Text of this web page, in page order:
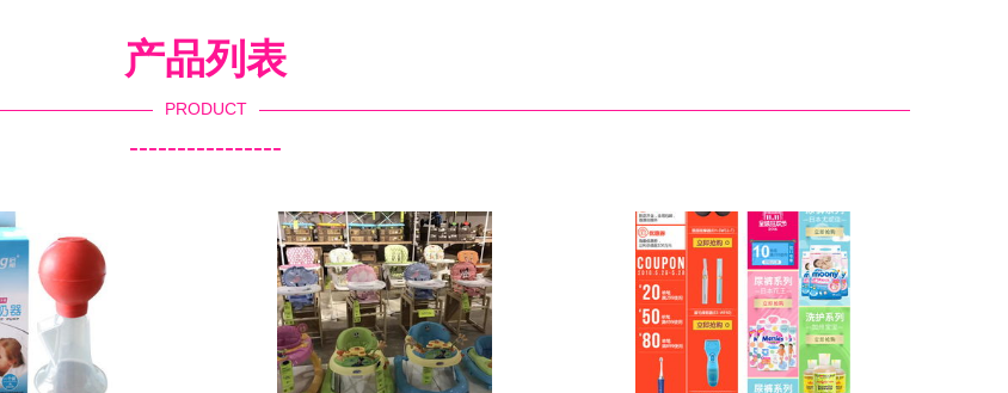
产品列表
PRODUCT
----------------